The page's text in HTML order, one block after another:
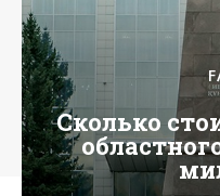
Сколько